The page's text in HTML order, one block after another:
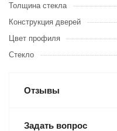
Толщина стекла
Конструкция дверей
Цвет профиля
Стекло
Отзывы
Задать вопрос